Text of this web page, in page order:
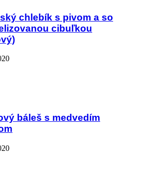
chlebík s pivom a so
cibuľkou
báleš s medvedím